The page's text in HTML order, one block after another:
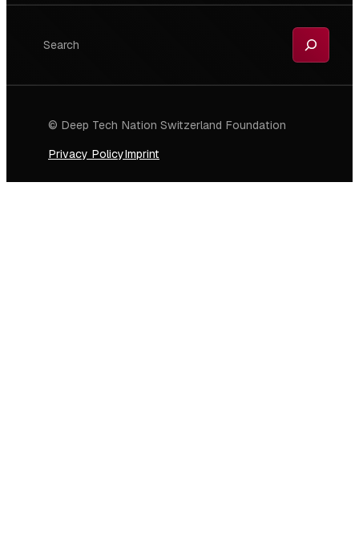
© Deep Tech Nation Switzerland Foundation
Privacy PolicyImprint